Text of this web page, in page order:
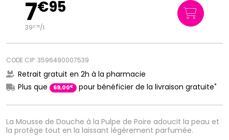
La Mousse de Douche à la Pulpe de Poire adoucit la peau et
la protège tout en la laissant légèrement parfumée.
7€95
39€75/l.
CODE CIP: 3596490007539
Retrait gratuit en 2h à la pharmacie
Plus que
69,00€ pour bénéficier de la livraison gratuite*